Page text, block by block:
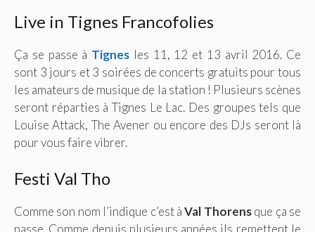
Live in Tignes Francofolies
Ça se passe à Tignes les 11, 12 et 13 avril 2016. Ce
sont 3 jours et 3 soirées de concerts gratuits pour tous
les amateurs de musique de la station ! Plusieurs scènes
seront réparties à Tignes Le Lac. Des groupes tels que
Louise Attack, The Avener ou encore des DJs seront là
pour vous faire vibrer.
Festi Val Tho
Comme son nom l’indique c’est àVal Thorensque ça se
passe. Comme depuis plusieurs années ils remettent le